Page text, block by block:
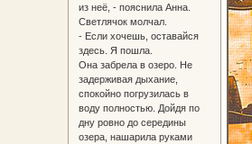
из неё, - пояснила Анна.
Светлячок молчал.
- Если хочешь, оставайся
здесь. Я пошла.
Она забрела в озеро. Не
задерживая дыхание,
спокойно погрузилась в
воду полностью. Дойдя по
дну ровно до середины
озера, нашарила руками